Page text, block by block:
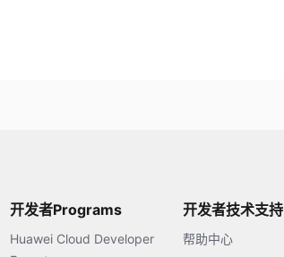
开发者Programs
Huawei Cloud Developer
开发者技术支持
帮助中心